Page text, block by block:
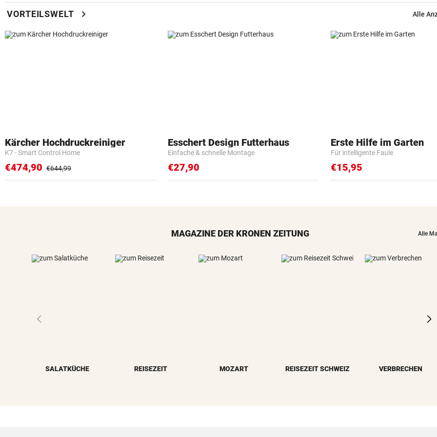
KRITIK AUS POLITIK
misslicher Lage
FUSSBALL-FANS FEIERN
Hochgefühle dank
2. LIGA – 2. RUNDE
Wieder Muren nach Unwetter:
den Cut vorzeitig
VORTEILSWELT chevron_right Alle
Kärcher Hochdruckreiniger
K7 - Smart Control Home
€474,90 €644,99
Esschert Design Futterhaus
Einfache & schnelle Montage
€27,90
Erste Hilfe im Garten
Für intelligente Faule
€15,95
MAGAZINE DER KRONEN ZEITUNG Alle
SALATKÜCHE REISEZEIT MOZART REISEZEIT SCHWEIZ VERBRECHEN